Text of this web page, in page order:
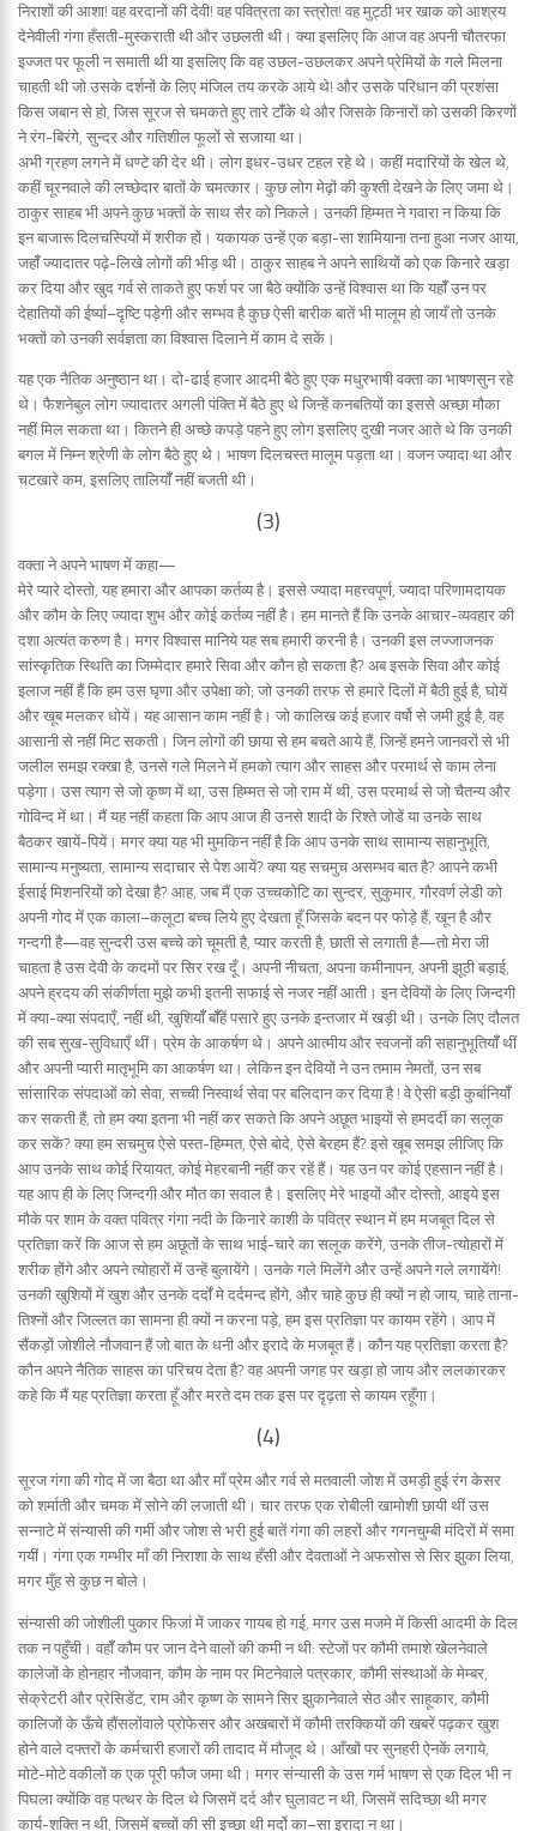
निराशों की आशा! वह वरदानों की देवी! वह पवित्रता का स्त्रोत! वह मुट्ठी भर खाक को आश्रय
देनेवीली गंगा हँसती-मुस्कराती थी और उछलती थी। क्या इसलिए कि आज वह अपनी चौतरफा
इज्जत पर फूली न समाती थी या इसलिए कि वह उछल-उछलकर अपने प्रेमियों के गले मिलना
चाहती थी जो उसके दर्शनों के लिए मंजिल तय करके आये थे! और उसके परिधान की प्रशंसा
किस जबान से हो, जिस सूरज से चमकते हुए तारे टॉँके थे और जिसके किनारों को उसकी किरणों
ने रंग-बिरंगे, सुन्दर और गतिशील फूलों से सजाया था।
अभी ग्रहण लगने में धण्टे की देर थी। लोग इधर-उधर टहल रहे थे। कहीं मदारियों के खेल थे,
कहीं चूरनवाले की लच्छेदार बातों के चमत्कार। कुछ लोग मेढ़ों की कुश्ती देखने के लिए जमा थे।
ठाकुर साहब भी अपने कुछ भक्तों के साथ सैर को निकले। उनकी हिम्मत ने गवारा न किया कि
इन बाजारू दिलचस्पियों में शरीक हों। यकायक उन्हें एक बड़ा-सा शामियाना तना हुआ नजर आया,
जहॉँ ज्यादातर पढ़े-लिखे लोगों की भीड़ थी। ठाकुर साहब ने अपने साथियों को एक किनारे खड़ा
कर दिया और खुद गर्व से ताकते हुए फर्श पर जा बैठे क्योंकि उन्हें विश्वास था कि यहॉँ उन पर
देहातियों की ईर्ष्या–दृष्टि पड़ेगी और सम्भव है कुछ ऐसी बारीक बातें भी मालूम हो जायँ तो उनके
भक्तों को उनकी सर्वज्ञता का विश्वास दिलाने में काम दे सकें।
यह एक नैतिक अनुष्ठान था। दो-ढाई हजार आदमी बैठे हुए एक मधुरभाषी वक्ता का भाषणसुन रहे
थे। फैशनेबुल लोग ज्यादातर अगली पंक्ति में बैठे हुए थे जिन्हें कनबतियों का इससे अच्छा मौका
नहीं मिल सकता था। कितने ही अच्छे कपड़े पहने हुए लोग इसलिए दुखी नजर आते थे कि उनकी
बगल में निम्न श्रेणी के लोग बैठे हुए थे। भाषण दिलचस्त मालूम पड़ता था। वजन ज्यादा था और
चटखारे कम, इसलिए तालियॉँ नहीं बजती थी।
(3)
वक्ता ने अपने भाषण में कहा—
मेरे प्यारे दोस्तो, यह हमारा और आपका कर्तव्य है। इससे ज्यादा महत्त्वपूर्ण, ज्यादा परिणामदायक
और कौम के लिए ज्यादा शुभ और कोई कर्तव्य नहीं है। हम मानते हैं कि उनके आचार-व्यवहार की
दशा अत्यंत करुण है। मगर विश्वास मानिये यह सब हमारी करनी है। उनकी इस लज्जाजनक
सांस्कृतिक स्थिति का जिम्मेदार हमारे सिवा और कौन हो सकता है? अब इसके सिवा और कोई
इलाज नहीं हैं कि हम उस घृणा और उपेक्षा को; जो उनकी तरफ से हमारे दिलों में बैठी हुई है, घोयें
और खूब मलकर धोयें। यह आसान काम नहीं है। जो कालिख कई हजार वर्षो से जमी हुई है, वह
आसानी से नहीं मिट सकती। जिन लोगों की छाया से हम बचते आये हैं, जिन्हें हमने जानवरों से भी
जलील समझ रक्खा है, उनसे गले मिलने में हमको त्याग और साहस और परमार्थ से काम लेना
पड़ेगा। उस त्याग से जो कृष्ण में था, उस हिम्मत से जो राम में थी, उस परमार्थ से जो चैतन्य और
गोविन्द में था। मैं यह नहीं कहता कि आप आज ही उनसे शादी के रिश्ते जोडें या उनके साथ
बैठकर खायें-पियें। मगर क्या यह भी मुमकिन नहीं है कि आप उनके साथ सामान्य सहानुभूति,
सामान्य मनुष्यता, सामान्य सदाचार से पेश आयें? क्या यह सचमुच असम्भव बात है? आपने कभी
ईसाई मिशनरियों को देखा है? आह, जब मैं एक उच्चकोटि का सुन्दर, सुकुमार, गौरवर्ण लेडी को
अपनी गोद में एक काला–कलूटा बच्च लिये हुए देखता हूँ जिसके बदन पर फोड़े हैं, खून है और
गन्दगी है—वह सुन्दरी उस बच्चे को चूमती है, प्यार करती है, छाती से लगाती है—तो मेरा जी
चाहता है उस देवी के कदमों पर सिर रख दूँ। अपनी नीचता, अपना कमीनापन, अपनी झूठी बड़ाई,
अपने ह्रदय की संकीर्णता मुझे कभी इतनी सफाई से नजर नहीं आती। इन देवियों के लिए जिन्दगी
में क्या-क्या संपदाएँ, नहीं थी, खुशियॉँ बॉँहें पसारे हुए उनके इन्तजार में खड़ी थी। उनके लिए दौलत
की सब सुख-सुविधाएँ थीं। प्रेम के आकर्षण थे। अपने आत्मीय और स्वजनों की सहानुभूतियॉँ थीं
और अपनी प्यारी मातृभूमि का आकर्षण था। लेकिन इन देवियों ने उन तमाम नेमतों, उन सब
सांसारिक संपदाओं को सेवा, सच्ची निस्वार्थ सेवा पर बलिदान कर दिया है ! वे ऐसी बड़ी कुर्बानियॉँ
कर सकती हैं, तो हम क्या इतना भी नहीं कर सकते कि अपने अछूत भाइयों से हमदर्दी का सलूक
कर सकें? क्या हम सचमुच ऐसे पस्त-हिम्मत, ऐसे बोदे, ऐसे बेरहम हैं? इसे खूब समझ लीजिए कि
आप उनके साथ कोई रियायत, कोई मेहरबानी नहीं कर रहें हैं। यह उन पर कोई एहसान नहीं है।
यह आप ही के लिए जिन्दगी और मौत का सवाल है। इसलिए मेरे भाइयों और दोस्तो, आइये इस
मौके पर शाम के वक्त पवित्र गंगा नदी के किनारे काशी के पवित्र स्थान में हम मजबूत दिल से
प्रतिज्ञा करें कि आज से हम अछूतों के साथ भाई-चारे का सलूक करेंगे, उनके तीज-त्योहारों में
शरीक होंगे और अपने त्योहारों में उन्हें बुलायेंगे। उनके गले मिलेंगे और उन्हें अपने गले लगायेंगे!
उनकी खुशियों में खुश और उनके दर्दों मे दर्दमन्द होंगे, और चाहे कुछ ही क्यों न हो जाय, चाहे ताना-
तिश्नों और जिल्लत का सामना ही क्यों न करना पड़े, हम इस प्रतिज्ञा पर कायम रहेंगे। आप में
सैंकड़ों जोशीले नौजवान हैं जो बात के धनी और इरादे के मजबूत हैं। कौन यह प्रतिज्ञा करता है?
कौन अपने नैतिक साहस का परिचय देता है? वह अपनी जगह पर खड़ा हो जाय और ललकारकर
कहे कि मैं यह प्रतिज्ञा करता हूँ और मरते दम तक इस पर दृढ़ता से कायम रहूँगा।
(4)
सूरज गंगा की गोद में जा बैठा था और माँ प्रेम और गर्व से मतवाली जोश में उमड़ी हुई रंग केसर
को शर्माती और चमक में सोने की लजाती थी। चार तरफ एक रोबीली खामोशी छायी थीं उस
सन्नाटे में संन्यासी की गर्मी और जोश से भरी हुई बातें गंगा की लहरों और गगनचुम्बी मंदिरों में समा
गयीं। गंगा एक गम्भीर माँ की निराशा के साथ हँसी और देवताओं ने अफसोस से सिर झुका लिया,
मगर मुँह से कुछ न बोले।
संन्यासी की जोशीली पुकार फिजां में जाकर गायब हो गई, मगर उस मजमे में किसी आदमी के दिल
तक न पहुँची। वहॉँ कौम पर जान देने वालों की कमी न थी: स्टेजों पर कौमी तमाशे खेलनेवाले
कालेजों के होनहार नौजवान, कौम के नाम पर मिटनेवाले पत्रकार, कौमी संस्थाओं के मेम्बर,
सेक्रेटरी और प्रेसिडेंट, राम और कृष्ण के सामने सिर झुकानेवाले सेठ और साहूकार, कौमी
कालिजों के ऊँचे हौंसलोंवाले प्रोफेसर और अखबारों में कौमी तरक्कियों की खबरें पढ़कर खुश
होने वाले दफ्तरों के कर्मचारी हजारों की तादाद में मौजूद थे। आँखों पर सुनहरी ऐनकें लगाये,
मोटे-मोटे वकीलों क एक पूरी फौज जमा थी। मगर संन्यासी के उस गर्म भाषण से एक दिल भी न
पिघला क्योंकि वह पत्थर के दिल थे जिसमें दर्द और घुलावट न थी, जिसमें सदिच्छा थी मगर
कार्य-शक्ति न थी, जिसमें बच्चों की सी इच्छा थी मर्दो का–सा इरादा न था।